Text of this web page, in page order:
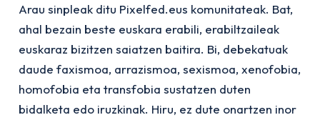
Arau sinpleak ditu Pixelfed.eus komunitateak. Bat,
ahal bezain beste euskara erabili, erabiltzaileak
euskaraz bizitzen saiatzen baitira. Bi, debekatuak
daude faxismoa, arrazismoa, sexismoa, xenofobia,
homofobia eta transfobia sustatzen duten
bidalketa edo iruzkinak. Hiru, ez dute onartzen inor